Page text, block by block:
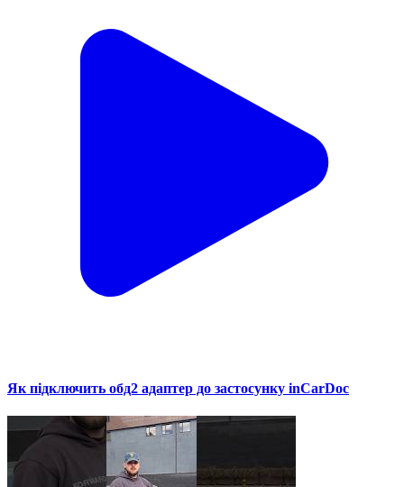
Як підключить обд2 адаптер до застосунку inCarDoc